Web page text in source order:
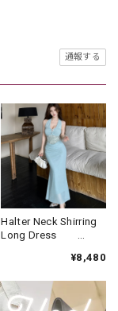
通報する
Halter Neck Shirring
Long Dress
¥8,480